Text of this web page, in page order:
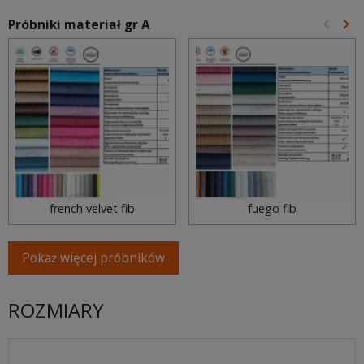
Próbniki materiał gr A keyboard_arrow_left keyboard_arrow_right
french velvet fib fuego fib
Pokaż więcej próbników
ROZMIARY